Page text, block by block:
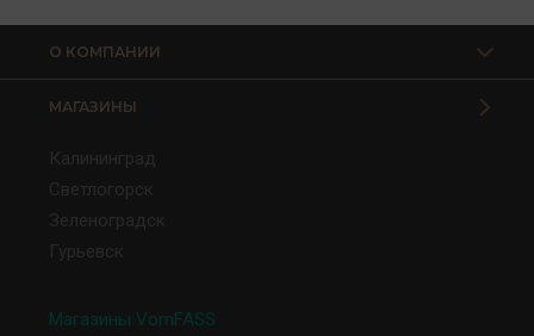
О КОМПАНИИ
МАГАЗИНЫ
Калининград
Светлогорск
Зеленоградск
Гурьевск
Магазины VomFASS